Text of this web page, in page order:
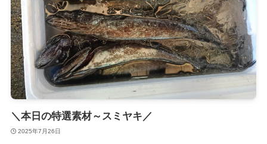
＼本日の特選素材～スミヤキ／
2025年7月26日